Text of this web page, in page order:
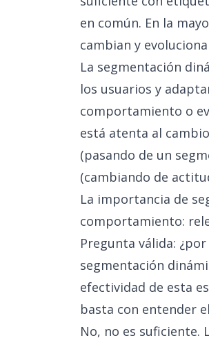
en común. En la
cambian y
La segmentación
los usuarios y
comportamiento o
está atenta al
(pasando de un
(cambiando de
La importancia de
comportamiento:
Pregunta válida:
segmentación
efectividad de esta
basta con entender
No, no es suficiente.